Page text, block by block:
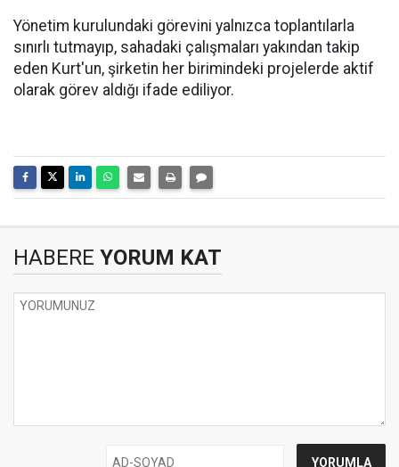
Yönetim kurulundaki görevini yalnızca toplantılarla
sınırlı tutmayıp, sahadaki çalışmaları yakından takip
eden Kurt'un, şirketin her birimindeki projelerde aktif
olarak görev aldığı ifade ediliyor.
HABERE YORUM KAT